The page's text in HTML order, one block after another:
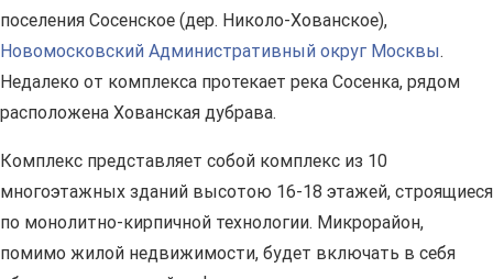
поселения Сосенское (дер. Николо-Хованское),
Новомосковский Административный округ Москвы.
Недалеко от комплекса протекает река Сосенка, рядом
расположена Хованская дубрава.
Комплекс представляет собой комплекс из 10
многоэтажных зданий высотою 16-18 этажей, строящиеся
по монолитно-кирпичной технологии. Микрорайон,
помимо жилой недвижимости, будет включать в себя